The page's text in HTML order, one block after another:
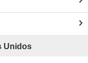
Unidos